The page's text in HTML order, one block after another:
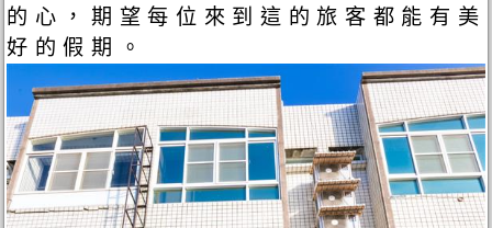
的心，期望每位來到這的旅客都能有美
好的假期。